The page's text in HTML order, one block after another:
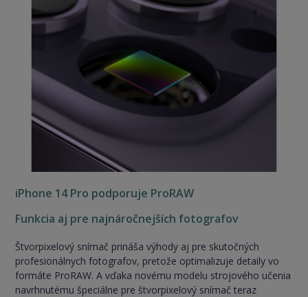
iPhone 14 Pro podporuje ProRAW
Funkcia aj pre najnáročnejších fotografov
Štvorpixelový snímač prináša výhody aj pre skutočných
profesionálnych fotografov, pretože optimalizuje detaily vo
formáte ProRAW. A vďaka novému modelu strojového učenia
navrhnutému špeciálne pre štvorpixelový snímač teraz